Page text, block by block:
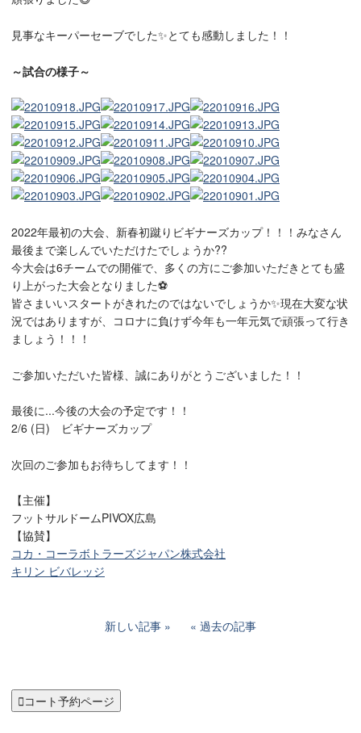
見事なキーパーセーブでした✨とても感動しました！！
～試合の様子～
2022年最初の大会、新春初蹴りビギナーズカップ！！！みなさん
最後まで楽しんでいただけたでしょうか??
今大会は6チームでの開催で、多くの方にご参加いただきとても盛
り上がった大会となりました⚽
皆さまいいスタートがきれたのではないでしょうか✨現在大変な状
況ではありますが、コロナに負けず今年も一年元気で頑張って行き
ましょう！！！
ご参加いただいた皆様、誠にありがとうございました！！
最後に...今後の大会の予定です！！
2/6 (日) ビギナーズカップ
次回のご参加もお待ちしてます！！
【主催】
フットサルドームPIVOX広島
【協賛】
コカ・コーラボトラーズジャパン株式会社
キリン ビバレッジ
新しい記事 過去の記事
コート予約ページ